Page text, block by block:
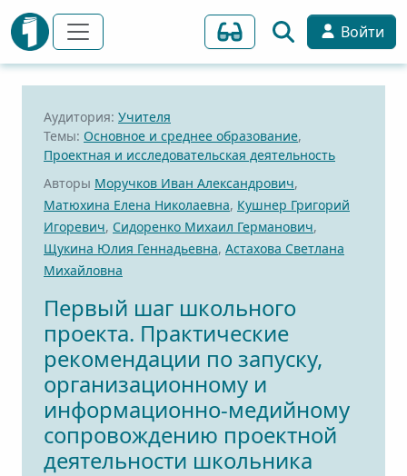
Войти
Аудитория: Учителя
Темы: Основное и среднее образование,
Проектная и исследовательская деятельность
Авторы Моручков Иван Александрович,
Матюхина Елена Николаевна, Кушнер Григорий
Игоревич, Сидоренко Михаил Германович,
Щукина Юлия Геннадьевна, Астахова Светлана
Михайловна
Первый шаг школьного
проекта. Практические
рекомендации по запуску,
организационному и
информационно-медийному
сопровождению проектной
деятельности школьника